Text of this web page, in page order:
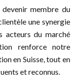
membre du
une synergie
acteurs du marché
renforce notre
en Suisse, tout en
et reconnus.